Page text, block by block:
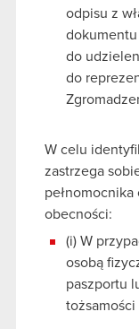
odpisu z
do
do
W celu
zastrzega
obecności:
(i) W
osobą
paszportu
tożsamości